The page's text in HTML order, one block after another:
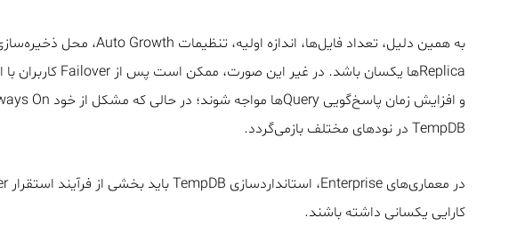
TempDB در نودهای مختلف بازمی‌گردد.
کارایی یکسانی داشته باشند.